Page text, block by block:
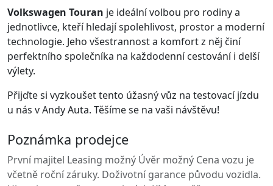
Volkswagen Touran je ideální volbou pro rodiny a
jednotlivce, kteří hledají spolehlivost, prostor a moderní
technologie. Jeho všestrannost a komfort z něj činí
perfektního společníka na každodenní cestování i delší
výlety.
Přijďte si vyzkoušet tento úžasný vůz na testovací jízdu
u nás v Andy Auta. Těšíme se na vaši návštěvu!
Poznámka prodejce
První majitel Leasing možný Úvěr možný Cena vozu je
včetně roční záruky. Doživotní garance původu vozidla.